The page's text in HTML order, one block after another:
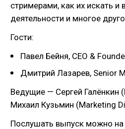
стримерами, как их искать
деятельности и многое
Гости:
Павел Бейня, CEO &
Дмитрий Лазарев, Senior
Ведущие — Сергей Галёнкин
Михаил Кузьмин (Marketing
Послушать выпуск можно на